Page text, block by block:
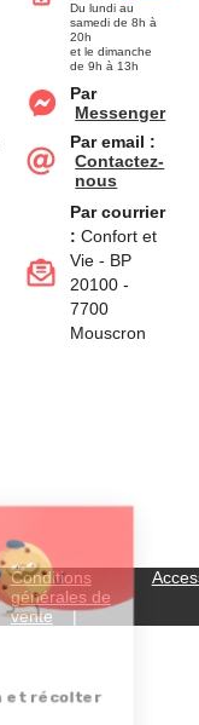
Du lundi au
samedi de 8h à
20h
et le dimanche
de 9h à 13h
Par
Messenger
Par email :
Contactez-
nous
Par courrier
: Confort et
Vie - BP
20100 -
7700
Mouscron
Conditions
générales de
vente